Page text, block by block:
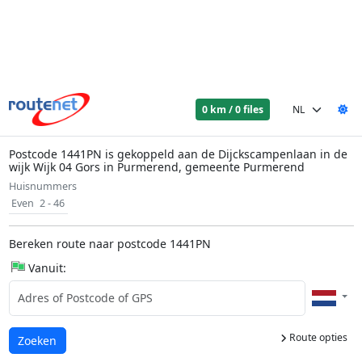
0 km / 0 files
Postcode 1441PN is gekoppeld aan de Dijckscampenlaan in de
wijk Wijk 04 Gors in Purmerend, gemeente Purmerend
Huisnummers
Even 2 - 46
Bereken route naar postcode 1441PN
Vanuit:
Route opties
Laden...
Zoeken